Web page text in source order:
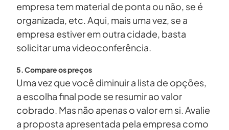
empresa tem material de ponta ou não, se é
organizada, etc. Aqui, mais uma vez, se a
empresa estiver em outra cidade, basta
solicitar uma videoconferência.
5. Compare os preços
Uma vez que você diminuir a lista de opções,
a escolha final pode se resumir ao valor
cobrado. Mas não apenas o valor em si. Avalie
a proposta apresentada pela empresa como